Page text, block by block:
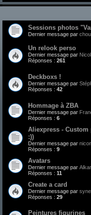
Sessions photos
Dernier message par
Un relook perso
Dernier message par
Réponses : 261
Deckboxs !
Dernier message par
Réponses : 42
Hommage à ZBA
Dernier message par
Réponses : 6
Aliexpress -
:))
Dernier message par
Réponses : 9
Avatars
Dernier message par
Réponses : 11
Create a card
Dernier message par
Réponses : 29
Peintures figurines